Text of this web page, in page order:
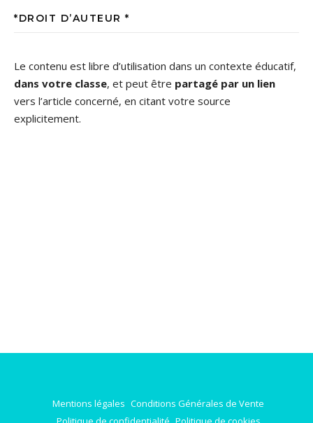
*DROIT D’AUTEUR *
Le contenu est libre d’utilisation dans un contexte éducatif,
dans votre classe, et peut être partagé par un lien
vers l’article concerné, en citant votre source
explicitement.
Mentions légales Conditions Générales de Vente